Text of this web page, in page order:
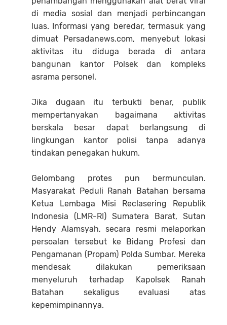
di media sosial dan menjadi perbincangan
luas. Informasi yang beredar, termasuk yang
dimuat Persadanews.com, menyebut lokasi
aktivitas itu diduga berada di antara
bangunan kantor Polsek dan kompleks
asrama personel.
Jika dugaan itu terbukti benar, publik
mempertanyakan bagaimana aktivitas
berskala besar dapat berlangsung di
lingkungan kantor polisi tanpa adanya
tindakan penegakan hukum.
Gelombang protes pun bermunculan.
Masyarakat Peduli Ranah Batahan bersama
Ketua Lembaga Misi Reclasering Republik
Indonesia (LMR-RI) Sumatera Barat, Sutan
Hendy Alamsyah, secara resmi melaporkan
persoalan tersebut ke Bidang Profesi dan
Pengamanan (Propam) Polda Sumbar. Mereka
mendesak dilakukan pemeriksaan
menyeluruh terhadap Kapolsek Ranah
Batahan sekaligus evaluasi atas
kepemimpinannya.